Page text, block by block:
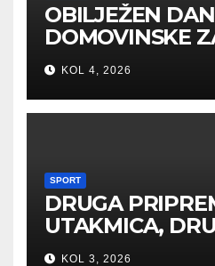
OBILJEŽEN
DOMOVINSKE
U SVETOJ
KOL 4, 2026
SPORT
DRUGA
UTAKMICA,
POBJEDA ZA
KOL 3, 2026